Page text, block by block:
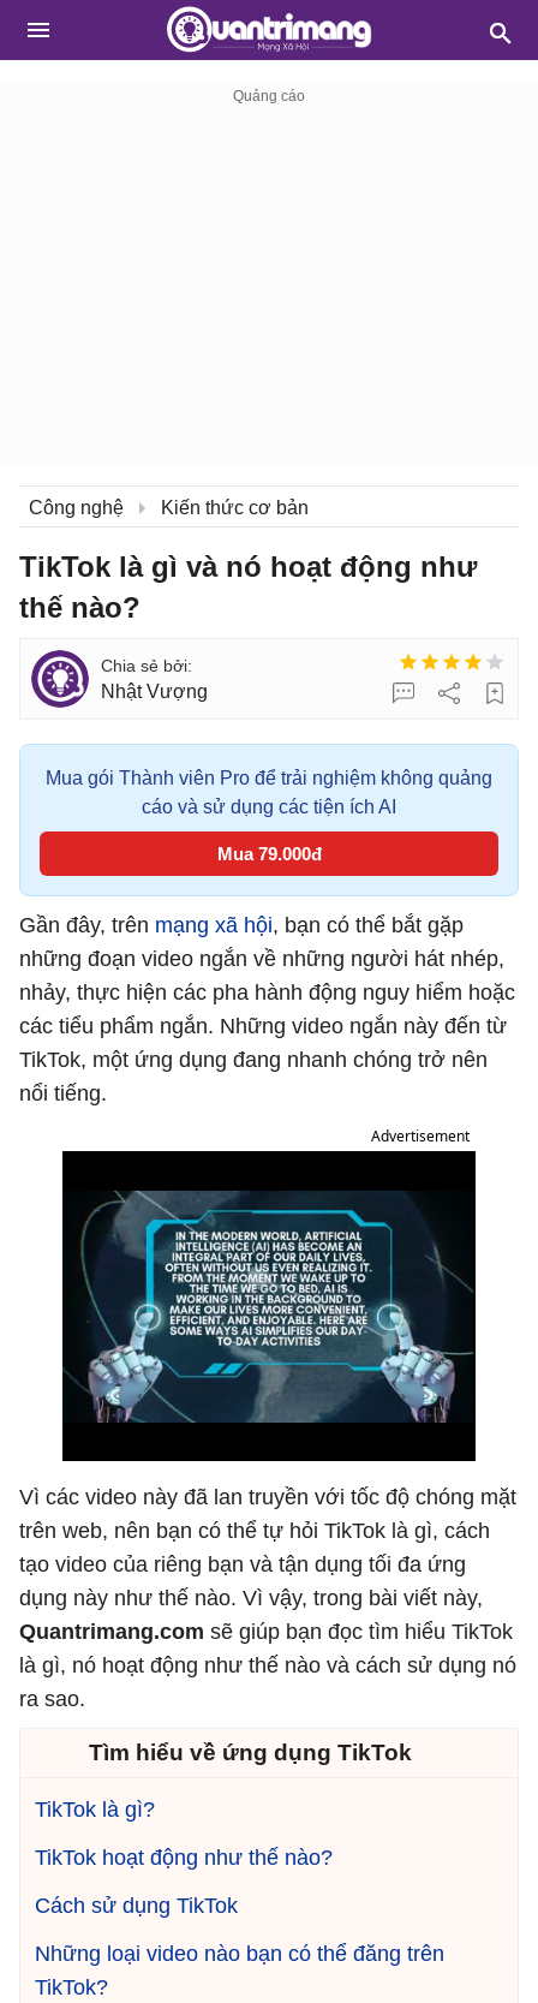
Công nghệ Kiến thức cơ bản
TikTok là gì và nó hoạt động như
thế nào?
Nhật Vượng
Mua gói Thành viên Pro để trải nghiệm không quảng
cáo và sử dụng các tiện ích AI
Mua 79.000đ
Gần đây, trên mạng xã hội, bạn có thể bắt gặp
những đoạn video ngắn về những người hát nhép,
nhảy, thực hiện các pha hành động nguy hiểm hoặc
các tiểu phẩm ngắn. Những video ngắn này đến từ
TikTok, một ứng dụng đang nhanh chóng trở nên
nổi tiếng.
Advertisement
Vì các video này đã lan truyền với tốc độ chóng mặt
trên web, nên bạn có thể tự hỏi TikTok là gì, cách
tạo video của riêng bạn và tận dụng tối đa ứng
dụng này như thế nào. Vì vậy, trong bài viết này,
Quantrimang.com sẽ giúp bạn đọc tìm hiểu TikTok
là gì, nó hoạt động như thế nào và cách sử dụng nó
ra sao.
Tìm hiểu về ứng dụng TikTok
TikTok là gì?
TikTok hoạt động như thế nào?
Cách sử dụng TikTok
Những loại video nào bạn có thể đăng trên
TikTok?